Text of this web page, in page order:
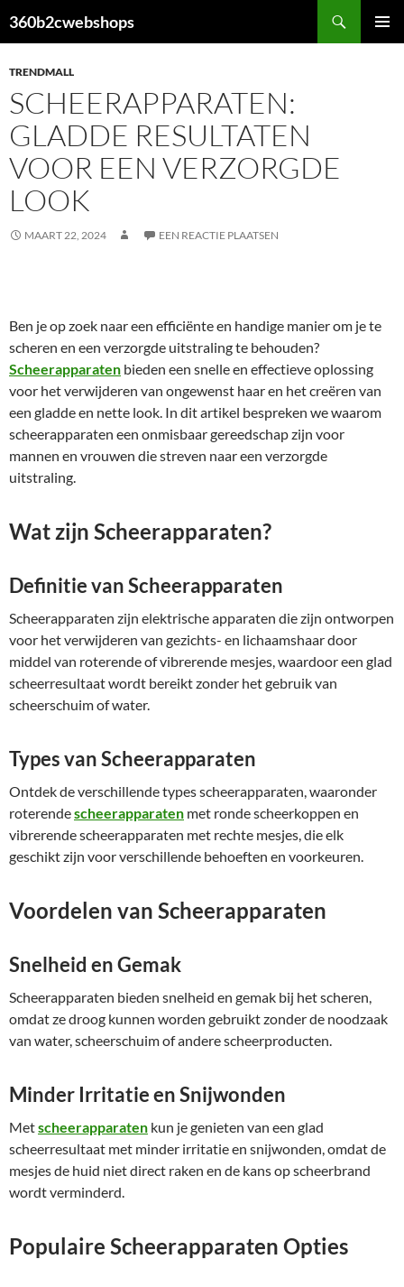
naar
inhoud
360b2cwebshops
TRENDMALL
SCHEERAPPARATEN:
GLADDE RESULTATEN
VOOR EEN VERZORGDE
LOOK
MAART 22, 2024 EEN REACTIE PLAATSEN
Ben je op zoek naar een efficiënte en handige manier om je te
scheren en een verzorgde uitstraling te behouden?
Scheerapparaten bieden een snelle en effectieve oplossing
voor het verwijderen van ongewenst haar en het creëren van
een gladde en nette look. In dit artikel bespreken we waarom
scheerapparaten een onmisbaar gereedschap zijn voor
mannen en vrouwen die streven naar een verzorgde
uitstraling.
Wat zijn Scheerapparaten?
Definitie van Scheerapparaten
Scheerapparaten zijn elektrische apparaten die zijn ontworpen
voor het verwijderen van gezichts- en lichaamshaar door
middel van roterende of vibrerende mesjes, waardoor een glad
scheerresultaat wordt bereikt zonder het gebruik van
scheerschuim of water.
Types van Scheerapparaten
Ontdek de verschillende types scheerapparaten, waaronder
roterendescheerapparaten met ronde scheerkoppen en
vibrerende scheerapparaten met rechte mesjes, die elk
geschikt zijn voor verschillende behoeften en voorkeuren.
Voordelen van Scheerapparaten
Snelheid en Gemak
Scheerapparaten bieden snelheid en gemak bij het scheren,
omdat ze droog kunnen worden gebruikt zonder de noodzaak
van water, scheerschuim of andere scheerproducten.
Minder Irritatie en Snijwonden
Metscheerapparaten kun je genieten van een glad
scheerresultaat met minder irritatie en snijwonden, omdat de
mesjes de huid niet direct raken en de kans op scheerbrand
wordt verminderd.
Populaire Scheerapparaten Opties